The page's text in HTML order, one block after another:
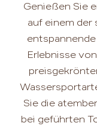
Genießen Sie
auf einem der
Erlebnisse
Sie die
bei geführten